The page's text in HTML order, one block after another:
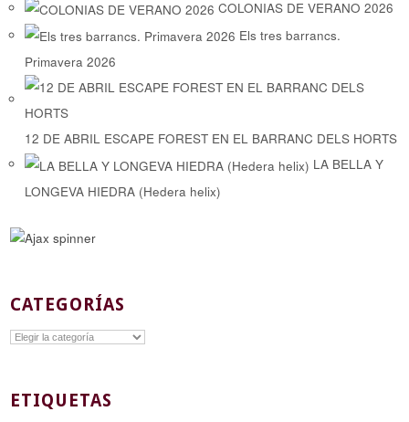
COLONIAS DE VERANO 2026
Els tres barrancs.
Primavera 2026
12 DE ABRIL ESCAPE FOREST EN EL BARRANC DELS HORTS
LA BELLA Y
LONGEVA HIEDRA (Hedera helix)
CATEGORÍAS
Categorías
ETIQUETAS